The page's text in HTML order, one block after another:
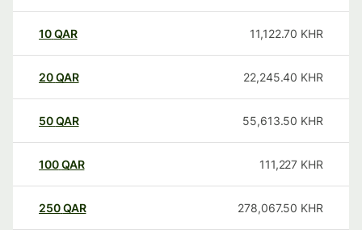
10QAR 11,122.70 KHR
20QAR 22,245.40 KHR
50QAR 55,613.50 KHR
100QAR 111,227 KHR
250QAR 278,067.50 KHR